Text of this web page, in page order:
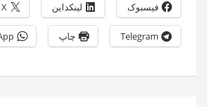
فیسبوک لینکداین X
Telegram چاپ